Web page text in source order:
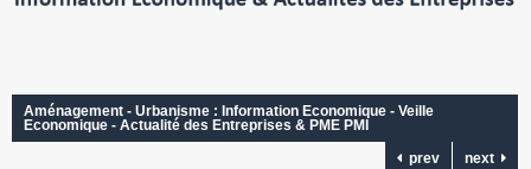
Aménagement - Urbanisme : Information Economique - Veille
Economique - Actualité des Entreprises & PME PMI
prev
next